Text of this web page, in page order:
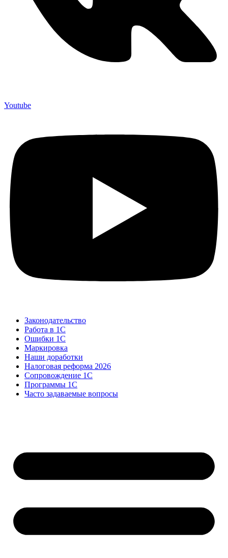
Youtube
Законодательство
Работа в 1С
Ошибки 1С
Маркировка
Наши доработки
Налоговая реформа 2026
Сопровождение 1С
Программы 1С
Часто задаваемые вопросы